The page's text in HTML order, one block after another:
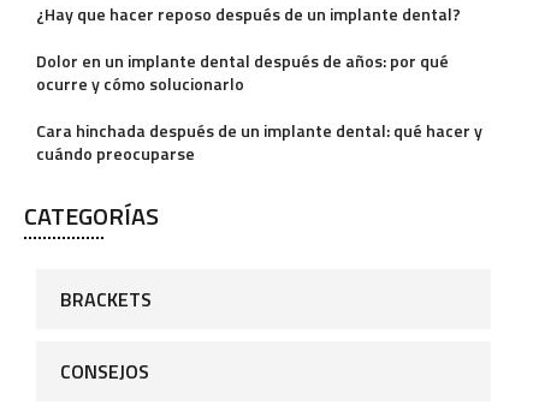
¿Hay que hacer reposo después de un implante dental?
Dolor en un implante dental después de años: por qué
ocurre y cómo solucionarlo
Cara hinchada después de un implante dental: qué hacer y
cuándo preocuparse
CATEGORÍAS
BRACKETS
CONSEJOS